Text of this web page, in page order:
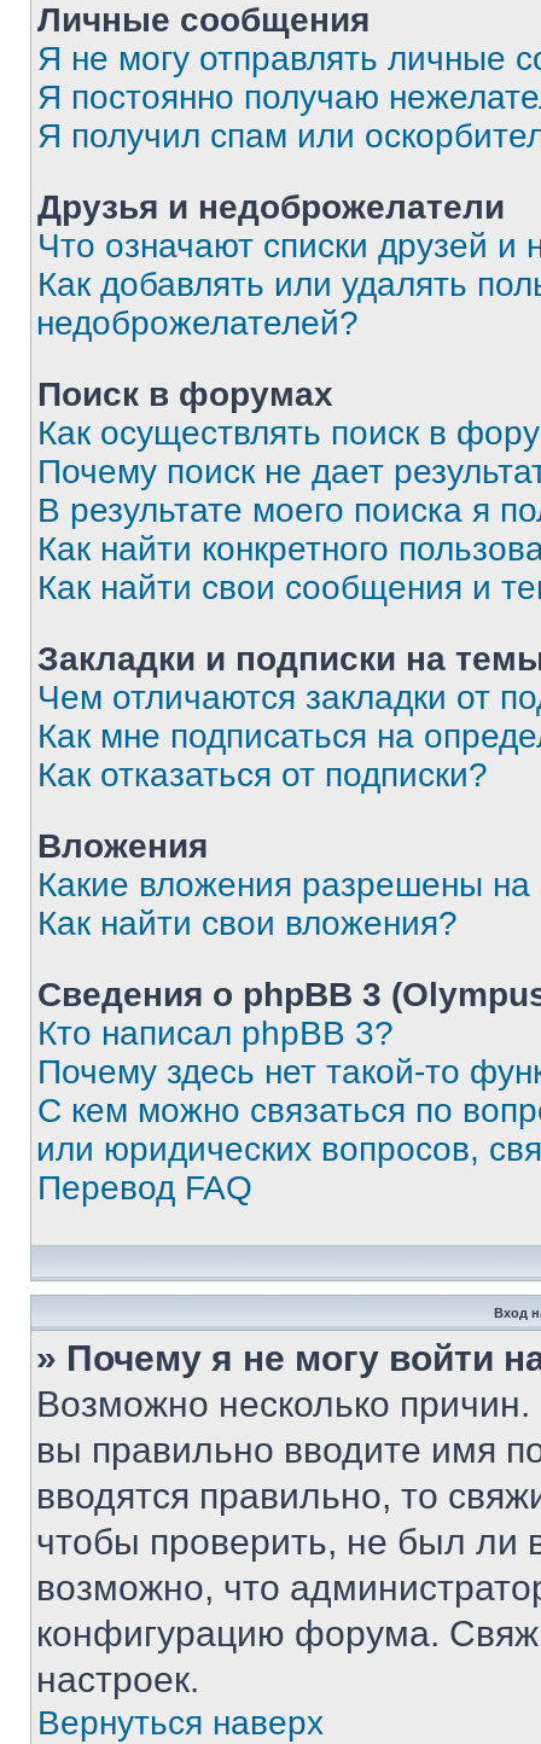
Личные сообщения
Я не могу отправлять личные
Я постоянно получаю
Я получил спам или
Друзья и недоброжелатели
Что означают списки друзей и
Как добавлять или удалять
недоброжелателей?
Поиск в форумах
Как осуществлять поиск в
Почему поиск не дает
В результате моего поиска я
Как найти конкретного
Как найти свои сообщения и
Закладки и подписки на
Чем отличаются закладки от
Как мне подписаться на
Как отказаться от подписки?
Вложения
Какие вложения разрешены
Как найти свои вложения?
Сведения о phpBB 3
Кто написал phpBB 3?
Почему здесь нет такой-то
С кем можно связаться по
или юридических вопросов,
Перевод FAQ
Вход
» Почему я не могу войти
Возможно несколько
вы правильно вводите имя
вводятся правильно, то
чтобы проверить, не был ли
возможно, что
конфигурацию форума.
настроек.
Вернуться наверх